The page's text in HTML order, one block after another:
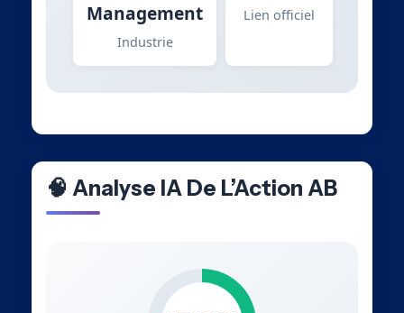
Management
Industrie
Lien officiel
🧠 Analyse IA De L’Action AB